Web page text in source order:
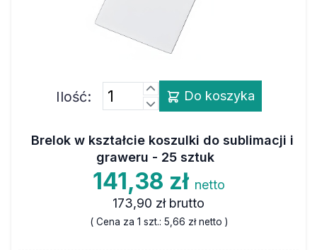
Ilość: Do koszyka
Brelok w kształcie koszulki do sublimacji i
graweru - 25 sztuk
141,38 zł netto
173,90 zł brutto
( Cena za 1 szt.: 5,66 złnetto )